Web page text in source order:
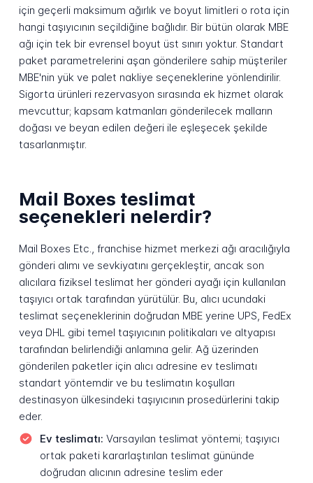
için geçerli maksimum ağırlık ve boyut limitleri o rota için
hangi taşıyıcının seçildiğine bağlıdır. Bir bütün olarak MBE
ağı için tek bir evrensel boyut üst sınırı yoktur. Standart
paket parametrelerini aşan gönderilere sahip müşteriler
MBE'nin yük ve palet nakliye seçeneklerine yönlendirilir.
Sigorta ürünleri rezervasyon sırasında ek hizmet olarak
mevcuttur; kapsam katmanları gönderilecek malların
doğası ve beyan edilen değeri ile eşleşecek şekilde
tasarlanmıştır.
Mail Boxes teslimat
seçenekleri nelerdir?
Mail Boxes Etc., franchise hizmet merkezi ağı aracılığıyla
gönderi alımı ve sevkiyatını gerçekleştir, ancak son
alıcılara fiziksel teslimat her gönderi ayağı için kullanılan
taşıyıcı ortak tarafından yürütülür. Bu, alıcı ucundaki
teslimat seçeneklerinin doğrudan MBE yerine UPS, FedEx
veya DHL gibi temel taşıyıcının politikaları ve altyapısı
tarafından belirlendiği anlamına gelir. Ağ üzerinden
gönderilen paketler için alıcı adresine ev teslimatı
standart yöntemdir ve bu teslimatın koşulları
destinasyon ülkesindeki taşıyıcının prosedürlerini takip
eder.
Ev teslimatı: Varsayılan teslimat yöntemi; taşıyıcı
ortak paketi kararlaştırılan teslimat gününde
doğrudan alıcının adresine teslim eder